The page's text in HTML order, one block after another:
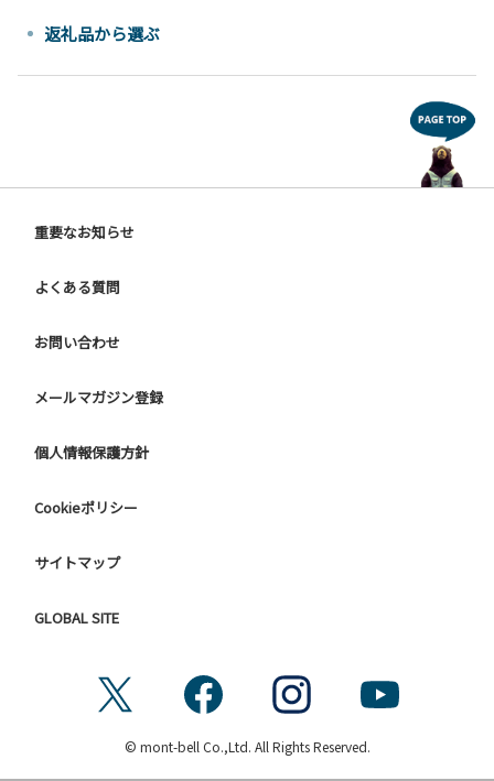
返礼品から選ぶ
重要なお知らせ
よくある質問
お問い合わせ
メールマガジン登録
個人情報保護方針
Cookieポリシー
サイトマップ
GLOBAL SITE
© mont-bell Co.,Ltd. All Rights Reserved.